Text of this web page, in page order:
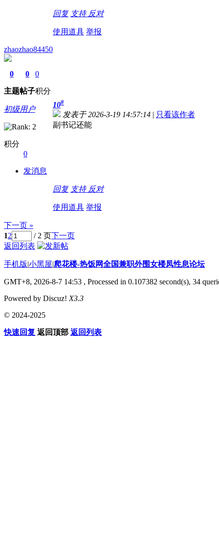
回复 支持 反对
使用道具 举报
zhaozhao84450
0
主题
0
帖子
0
积分
初级用户
积分
0
发消息
10#
发表于 2026-3-19 14:57:14 | 只看该作者
副书记还能
回复 支持 反对
使用道具 举报
下一页 »
12 / 2 页下一页
返回列表
手机版|小黑屋|爬花楼-热饭网全国兼职外围女楼凤性息论坛
GMT+8, 2026-8-7 14:53 , Processed in 0.107382 second(s), 34
Powered by Discuz! X3.3
© 2024-2025
快速回复 返回顶部 返回列表